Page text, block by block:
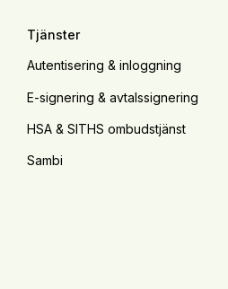
Tjänster
Autentisering & inloggning
E-signering & avtalssignering
HSA & SITHS ombudstjänst
Sambi